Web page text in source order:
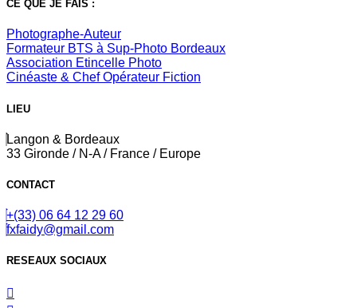
CE QUE JE FAIS :
Photographe-Auteur
Formateur BTS à Sup-Photo Bordeaux
Association Etincelle Photo
Cinéaste & Chef Opérateur Fiction
LIEU
Langon & Bordeaux
33 Gironde / N-A / France / Europe
CONTACT
+(33) 06 64 12 29 60
fxfaidy@gmail.com
RESEAUX SOCIAUX